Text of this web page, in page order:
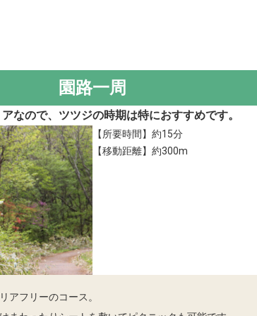
園路一周
なので、ツツジの時期は特におすすめです。
【所要時間】約15分
【移動距離】約300m
アフリーのコース。